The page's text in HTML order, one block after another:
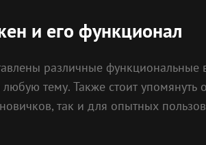
и его функционал
различные функциональные
тему. Также стоит упомянуть
так и для опытных